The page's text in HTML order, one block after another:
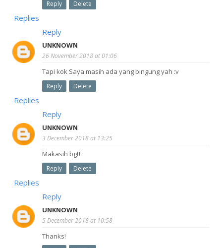
Reply Delete
Replies
Reply
UNKNOWN
26 November 2018 at 01:06
Tapi kok Saya masih ada yang bingung yah :v
Reply Delete
Replies
Reply
UNKNOWN
3 December 2018 at 13:25
Makasih bgt!
Reply Delete
Replies
Reply
UNKNOWN
5 December 2018 at 10:58
Thanks!